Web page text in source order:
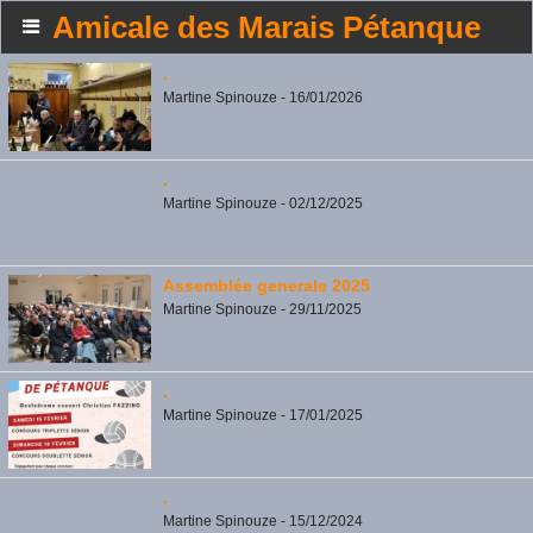
Amicale des Marais Pétanque
.
Martine Spinouze - 16/01/2026
.
Martine Spinouze - 02/12/2025
Assemblée generale 2025
Martine Spinouze - 29/11/2025
.
Martine Spinouze - 17/01/2025
.
Martine Spinouze - 15/12/2024